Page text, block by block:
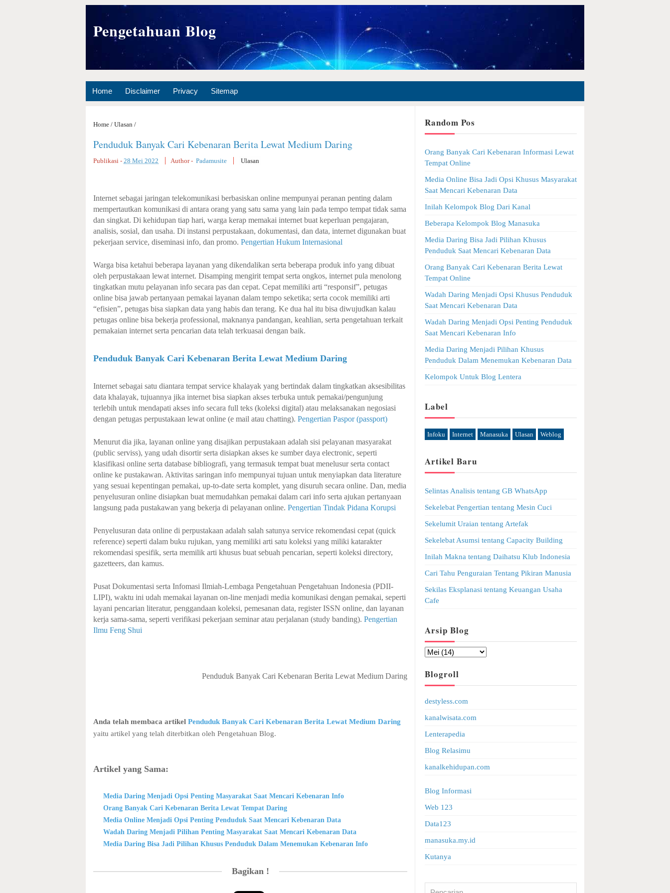
Pengetahuan Blog
Home Disclaimer Privacy Sitemap
Home / Ulasan /
Penduduk Banyak Cari Kebenaran Berita Lewat Medium Daring
Publikasi - 28 Mei 2022 Author - Padamusite Ulasan
Internet sebagai jaringan telekomunikasi berbasiskan online mempunyai peranan penting dalam
mempertautkan komunikasi di antara orang yang satu sama yang lain pada tempo tempat tidak sama
dan singkat. Di kehidupan tiap hari, warga kerap memakai internet buat keperluan pengajaran,
analisis, sosial, dan usaha. Di instansi perpustakaan, dokumentasi, dan data, internet digunakan buat
pekerjaan service, diseminasi info, dan promo. Pengertian Hukum Internasional
Warga bisa ketahui beberapa layanan yang dikendalikan serta beberapa produk info yang dibuat
oleh perpustakaan lewat internet. Disamping mengirit tempat serta ongkos, internet pula menolong
tingkatkan mutu pelayanan info secara pas dan cepat. Cepat memiliki arti “responsif”, petugas
online bisa jawab pertanyaan pemakai layanan dalam tempo seketika; serta cocok memiliki arti
“efisien”, petugas bisa siapkan data yang habis dan terang. Ke dua hal itu bisa diwujudkan kalau
petugas online bisa bekerja professional, maknanya pandangan, keahlian, serta pengetahuan terkait
pemakaian internet serta pencarian data telah terkuasai dengan baik.
Penduduk Banyak Cari Kebenaran Berita Lewat Medium Daring
Internet sebagai satu diantara tempat service khalayak yang bertindak dalam tingkatkan aksesibilitas
data khalayak, tujuannya jika internet bisa siapkan akses terbuka untuk pemakai/pengunjung
terlebih untuk mendapati akses info secara full teks (koleksi digital) atau melaksanakan negosiasi
dengan petugas perpustakaan lewat online (e mail atau chatting). Pengertian Paspor (passport)
Menurut dia jika, layanan online yang disajikan perpustakaan adalah sisi pelayanan masyarakat
(public serviss), yang udah disortir serta disiapkan akses ke sumber daya electronic, seperti
klasifikasi online serta database bibliografi, yang termasuk tempat buat menelusur serta contact
online ke pustakawan. Aktivitas saringan info mempunyai tujuan untuk menyiapkan data literature
yang sesuai kepentingan pemakai, up-to-date serta komplet, yang disuruh secara online. Dan, media
penyelusuran online disiapkan buat memudahkan pemakai dalam cari info serta ajukan pertanyaan
langsung pada pustakawan yang bekerja di pelayanan online. Pengertian Tindak Pidana Korupsi
Penyelusuran data online di perpustakaan adalah salah satunya service rekomendasi cepat (quick
reference) seperti dalam buku rujukan, yang memiliki arti satu koleksi yang miliki katarakter
rekomendasi spesifik, serta memilik arti khusus buat sebuah pencarian, seperti koleksi directory,
gazetteers, dan kamus.
Pusat Dokumentasi serta Infomasi Ilmiah-Lembaga Pengetahuan Pengetahuan Indonesia (PDII-
LIPI), waktu ini udah memakai layanan on-line menjadi media komunikasi dengan pemakai, seperti
layani pencarian literatur, penggandaan koleksi, pemesanan data, register ISSN online, dan layanan
kerja sama-sama, seperti verifikasi pekerjaan seminar atau perjalanan (study banding). Pengertian
Ilmu Feng Shui
Penduduk Banyak Cari Kebenaran Berita Lewat Medium Daring
Anda telah membaca artikel Penduduk Banyak Cari Kebenaran Berita Lewat Medium Daring
yaitu artikel yang telah diterbitkan oleh Pengetahuan Blog.
Artikel yang Sama:
Media Daring Menjadi Opsi Penting Masyarakat Saat Mencari Kebenaran Info
Orang Banyak Cari Kebenaran Berita Lewat Tempat Daring
Media Online Menjadi Opsi Penting Penduduk Saat Mencari Kebenaran Data
Wadah Daring Menjadi Pilihan Penting Masyarakat Saat Mencari Kebenaran Data
Media Daring Bisa Jadi Pilihan Khusus Penduduk Dalam Menemukan Kebenaran Info
Bagikan !
Random Pos
Orang Banyak Cari Kebenaran Informasi Lewat
Tempat Online
Media Online Bisa Jadi Opsi Khusus Masyarakat
Saat Mencari Kebenaran Data
Inilah Kelompok Blog Dari Kanal
Beberapa Kelompok Blog Manasuka
Media Daring Bisa Jadi Pilihan Khusus
Penduduk Saat Mencari Kebenaran Data
Orang Banyak Cari Kebenaran Berita Lewat
Tempat Online
Wadah Daring Menjadi Opsi Khusus Penduduk
Saat Mencari Kebenaran Data
Wadah Daring Menjadi Opsi Penting Penduduk
Saat Mencari Kebenaran Info
Media Daring Menjadi Pilihan Khusus
Penduduk Dalam Menemukan Kebenaran Data
Kelompok Untuk Blog Lentera
Label
Infoku Internet Manasuka Ulasan Weblog
Artikel Baru
Selintas Analisis tentang GB WhatsApp
Sekelebat Pengertian tentang Mesin Cuci
Sekelumit Uraian tentang Artefak
Sekelebat Asumsi tentang Capacity Building
Inilah Makna tentang Daihatsu Klub Indonesia
Cari Tahu Penguraian Tentang Pikiran Manusia
Sekilas Eksplanasi tentang Keuangan Usaha
Cafe
Arsip Blog
Blogroll
destyless.com
kanalwisata.com
Lenterapedia
Blog Relasimu
kanalkehidupan.com
Blog Informasi
Web 123
Data123
manasuka.my.id
Kutanya